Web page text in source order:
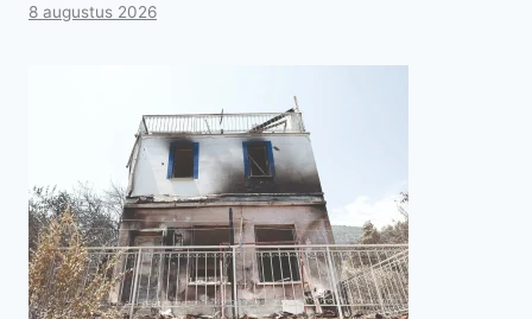
8 augustus 2026